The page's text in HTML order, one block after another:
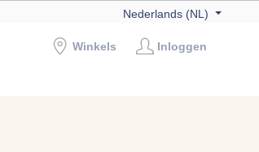
Nederlands (NL)
Winkels Inloggen